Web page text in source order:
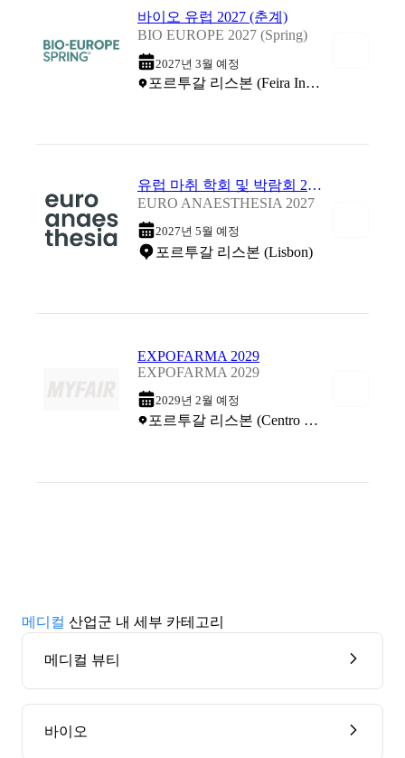
바이오 유럽 2027 (춘계)
BIO EUROPE 2027 (Spring)
2027년 3월 예정
포르투갈 리스본 (Feira Internacional de Lisboa)
유럽 마취 학회 및 박람회 2027
EURO ANAESTHESIA 2027
2027년 5월 예정
포르투갈 리스본 (Lisbon)
EXPOFARMA 2029
EXPOFARMA 2029
2029년 2월 예정
포르투갈 리스본 (Centro de Congressos de Lisboa)
메디컬 산업군 내 세부 카테고리
메디컬 뷰티
바이오